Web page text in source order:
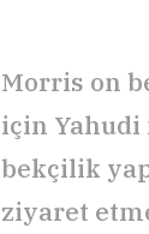
Morris on
için Yahudi
bekçilik
ziyaret